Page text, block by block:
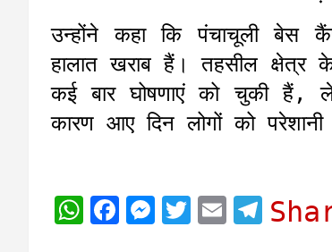
उन्होंने कहा कि पंचाचूली
हालात खराब हैं। तहसील क्षेत्र
कई बार घोषणाएं को चुकी हैं,
कारण आए दिन लोगों को
W
F
M
T
E
T